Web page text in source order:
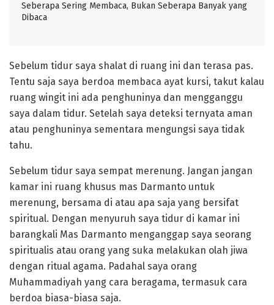
Seberapa Sering Membaca, Bukan Seberapa Banyak yang
Dibaca
Sebelum tidur saya shalat di ruang ini dan terasa pas.
Tentu saja saya berdoa membaca ayat kursi, takut kalau
ruang wingit ini ada penghuninya dan mengganggu
saya dalam tidur. Setelah saya deteksi ternyata aman
atau penghuninya sementara mengungsi saya tidak
tahu.
Sebelum tidur saya sempat merenung. Jangan jangan
kamar ini ruang khusus mas Darmanto untuk
merenung, bersama di atau apa saja yang bersifat
spiritual. Dengan menyuruh saya tidur di kamar ini
barangkali Mas Darmanto menganggap saya seorang
spiritualis atau orang yang suka melakukan olah jiwa
dengan ritual agama. Padahal saya orang
Muhammadiyah yang cara beragama, termasuk cara
berdoa biasa-biasa saja.